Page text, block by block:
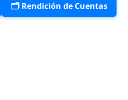
🗂️ Rendición de Cuentas